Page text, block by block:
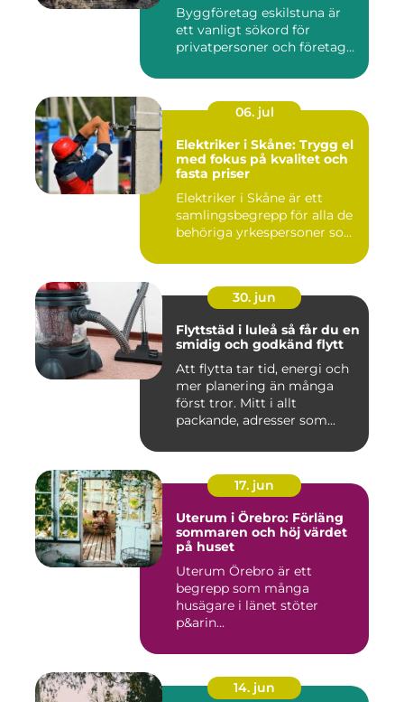
Byggföretag eskilstuna är
ett vanligt sökord för
privatpersoner och företag...
06. jul
Elektriker i Skåne: Trygg el
med fokus på kvalitet och
fasta priser
Elektriker i Skåne är ett
samlingsbegrepp för alla de
behöriga yrkespersoner so...
30. jun
Flyttstäd i luleå så får du en
smidig och godkänd flytt
Att flytta tar tid, energi och
mer planering än många
först tror. Mitt i allt
packande, adresser som...
17. jun
Uterum i Örebro: Förläng
sommaren och höj värdet
på huset
Uterum Örebro är ett
begrepp som många
husägare i länet stöter
p&arin...
14. jun